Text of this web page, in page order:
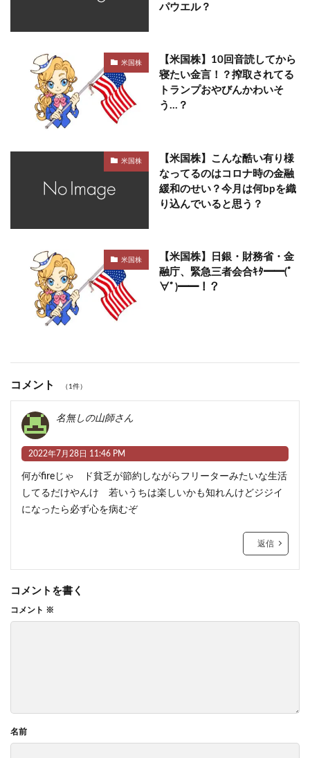
パウエル？
米国株
【米国株】10回音読してから
寝たい金言！？搾取されてる
トランプおやびんかわいそ
う…？
米国株
【米国株】こんな酷い有り様
なってるのはコロナ時の金融
緩和のせい？今月は何bpを織
り込んでいると思う？
米国株
【米国株】日銀・財務省・金
融庁、緊急三者会合ｷﾀ━━(ﾟ
∀ﾟ)━━！？
コメント （1件）
名無しの山師さん
2022年7月28日 11:46 PM
何がfireじゃ ド貧乏が節約しながらフリーターみたいな生活
してるだけやんけ 若いうちは楽しいかも知れんけどジジイ
になったら必ず心を病むぞ
返信
コメントを書く
コメント ※
名前